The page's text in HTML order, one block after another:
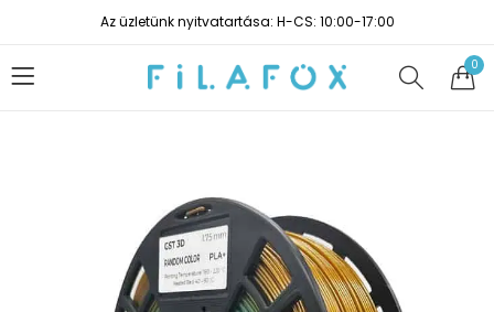
Az üzletünk nyitvatartása: H-CS: 10:00-17:00
0